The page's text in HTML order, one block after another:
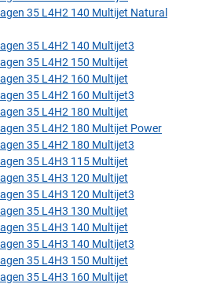
35 L4H2 140 Multijet Natural
35 L4H2 140 Multijet3
35 L4H2 150 Multijet
35 L4H2 160 Multijet
35 L4H2 160 Multijet3
35 L4H2 180 Multijet
35 L4H2 180 Multijet Power
35 L4H2 180 Multijet3
35 L4H3 115 Multijet
35 L4H3 120 Multijet
35 L4H3 120 Multijet3
35 L4H3 130 Multijet
35 L4H3 140 Multijet
35 L4H3 140 Multijet3
35 L4H3 150 Multijet
35 L4H3 160 Multijet